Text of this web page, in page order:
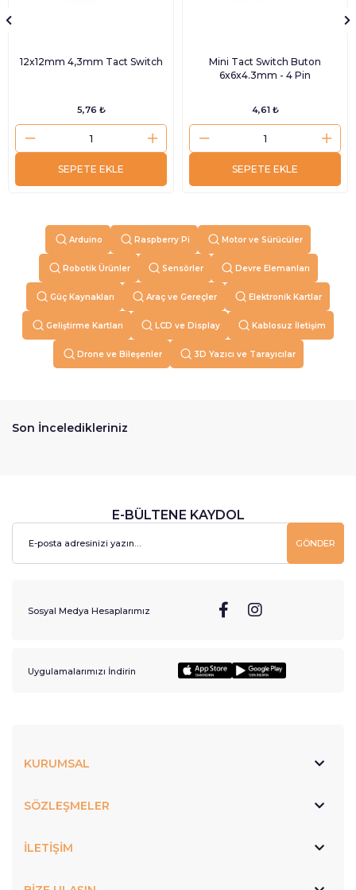
12x12mm 4,3mm Tact Switch
5,76 ₺
SEPETE EKLE
Mini Tact Switch Buton
6x6x4.3mm - 4 Pin
4,61 ₺
SEPETE EKLE
Arduino Raspberry Pi Motor ve Sürücüler
Robotik Ürünler Sensörler Devre Elemanları
Güç Kaynakları Araç ve Gereçler Elektronik Kartlar
Geliştirme Kartları LCD ve Display Kablosuz İletişim
Drone ve Bileşenler 3D Yazıcı ve Tarayıcılar
Son İnceledikleriniz
E-BÜLTENE KAYDOL
GÖNDER
Sosyal Medya Hesaplarımız
Uygulamalarımızı İndirin
KURUMSAL
SÖZLEŞMELER
İLETİŞİM